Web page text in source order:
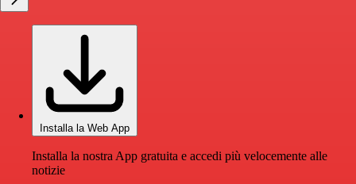
Installa la Web App
Installa la nostra App gratuita e accedi più velocemente alle
notizie